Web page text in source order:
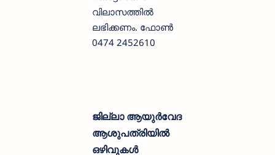
വിലാസത്തില്‍
ലഭിക്കണം. ഫോണ്‍
0474 2452610
ജില്ലാ ആയുര്‍വേദ
ആശുപത്രിയില്‍
ഒഴിവുകള്‍